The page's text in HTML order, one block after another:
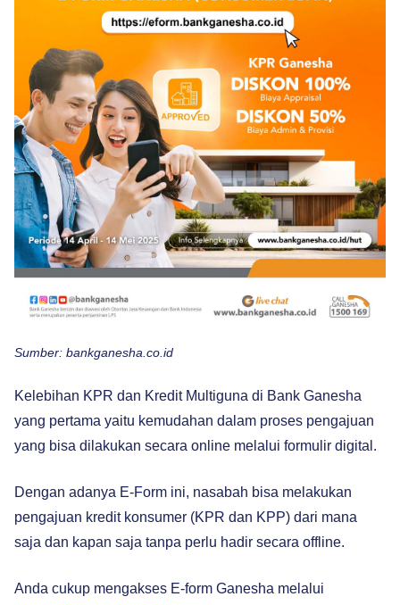
Sumber: bankganesha.co.id
Kelebihan KPR dan Kredit Multiguna di Bank Ganesha
yang pertama yaitu kemudahan dalam proses pengajuan
yang bisa dilakukan secara online melalui formulir digital.
Dengan adanya E-Form ini, nasabah bisa melakukan
pengajuan kredit konsumer (KPR dan KPP) dari mana
saja dan kapan saja tanpa perlu hadir secara offline.
Anda cukup mengakses E-form Ganesha melalui